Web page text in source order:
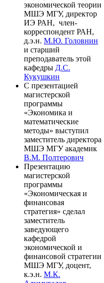
экономической теории
МШЭ МГУ, директор
ИЭ РАН, член-
корреспондент РАН,
д.э.н. М.Ю. Головнин
и старший
преподаватель этой
кафедры Д.С.
Кукушкин
С презентацией
магистерской
программы
«Экономика и
математические
методы» выступил
заместитель директора
МШЭ МГУ академик
В.М. Полтерович
Презентацию
магистерской
программы
«Экономическая и
финансовая
стратегия» сделал
заместитель
заведующего
кафедрой
экономической и
финансовой стратегии
МШЭ МГУ, доцент,
к.э.н. М.К.